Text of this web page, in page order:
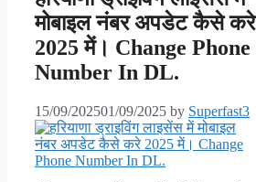
मोबाइल नंबर अपडेट कैसे करे
2025 में। Change Phone
Number In DL.
15/09/202501/09/2025 by Superfast3